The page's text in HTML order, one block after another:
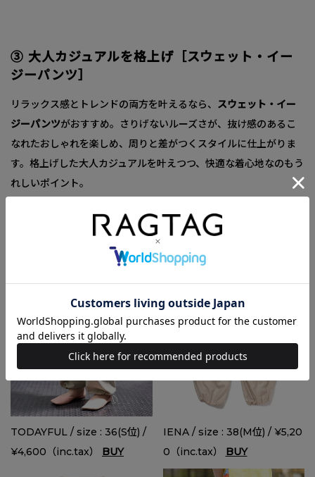
③ 大人カジュアルを格上げ［スウェット・イー
ジーパンツ］
リラックス感とトレンドの両方を叶えるなら、 スウェット・イー
ジーパンツがおすすめ。さりげないルーズさが、抜け感のあるこ
なれたおしゃれを楽しめ、周りと差がつくスタイルに仕上がりま
す。格上げした大人カジュアルを叶えつつ、快適な着心地なのもう
れしいポイント。
TODAYFUL / size : 36(S位) /
¥4,600（inc.tax） BUY
IENA / size : 38(M位) / ¥5,20
0（inc.tax） BUY